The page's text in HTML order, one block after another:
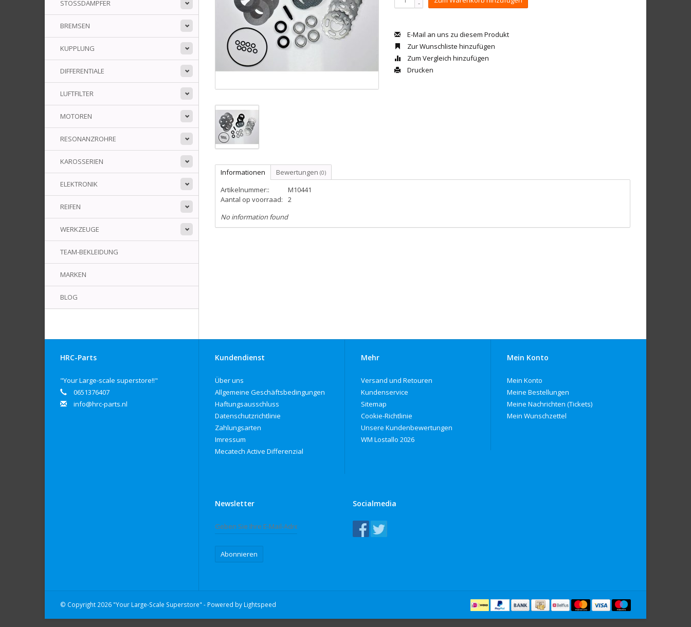
STOSSDÄMPFER
BREMSEN
KUPPLUNG
DIFFERENTIALE
LUFTFILTER
MOTOREN
RESONANZROHRE
KAROSSERIEN
ELEKTRONIK
REIFEN
WERKZEUGE
TEAM-BEKLEIDUNG
MARKEN
BLOG
-
E-Mail an uns zu diesem Produkt
Zur Wunschliste hinzufügen
Zum Vergleich hinzufügen
Drucken
Informationen Bewertungen (0)
Artikelnummer::
M10441
Aantal op voorraad:
2
No information found
HRC-Parts
"Your Large-scale superstore!!"
0651376407
info@hrc-parts.nl
Kundendienst
Über uns
Allgemeine Geschäftsbedingungen
Haftungsausschluss
Datenschutzrichtlinie
Zahlungsarten
Imressum
Mecatech Active Differenzial
Mehr
Versand und Retouren
Kundenservice
Sitemap
Cookie-Richtlinie
Unsere Kundenbewertungen
WM Lostallo 2026
Mein Konto
Mein Konto
Meine Bestellungen
Meine Nachrichten (Tickets)
Mein Wunschzettel
Newsletter
Abonnieren
Socialmedia
© Copyright 2026 "Your Large-Scale Superstore" - Powered by Lightspeed